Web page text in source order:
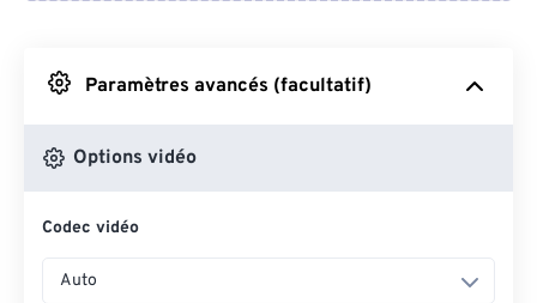
Depuis Google Drive
Depuis OneDrive
Paramètres avancés (facultatif)
Options vidéo
Codec vidéo
Auto